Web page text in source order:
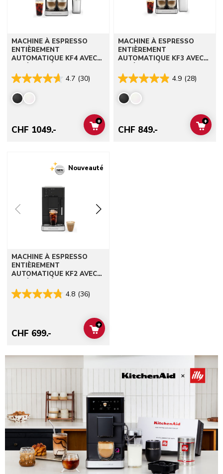
MACHINE À ESPRESSO
ENTIÈREMENT
AUTOMATIQUE KF4 AVEC
4.7 (30)
CHF 1049.- ADD TO CART
+
MACHINE À ESPRESSO
ENTIÈREMENT
AUTOMATIQUE KF3 AVEC
4.9 (28)
CHF 849.- ADD
+
Nouveauté
MACHINE À ESPRESSO
ENTIÈREMENT
AUTOMATIQUE KF2 AVEC
4.8 (36)
CHF 699.- ADD TO CART
+